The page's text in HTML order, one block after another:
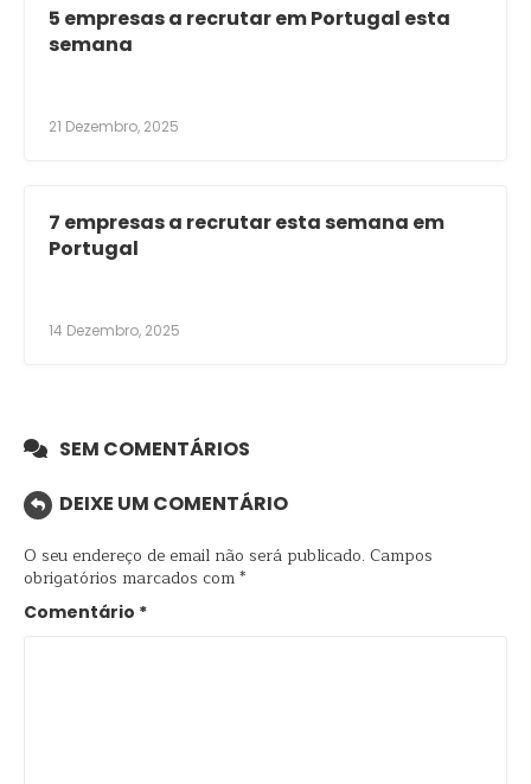
5 empresas a recrutar em Portugal esta
semana
21 Dezembro, 2025
7 empresas a recrutar esta semana em
Portugal
14 Dezembro, 2025
SEM COMENTÁRIOS
DEIXE UM COMENTÁRIO
O seu endereço de email não será publicado. Campos
obrigatórios marcados com*
Comentário *